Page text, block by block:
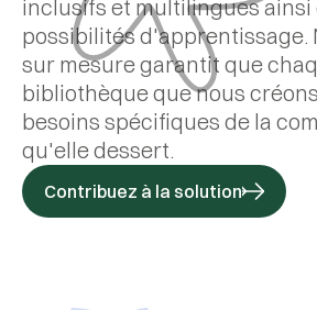
inclusifs et multilingues ainsi
possibilités d'apprentissage.
sur mesure garantit que
bibliothèque que nous
besoins spécifiques de la
qu'elle dessert.
Contribuez à la solution